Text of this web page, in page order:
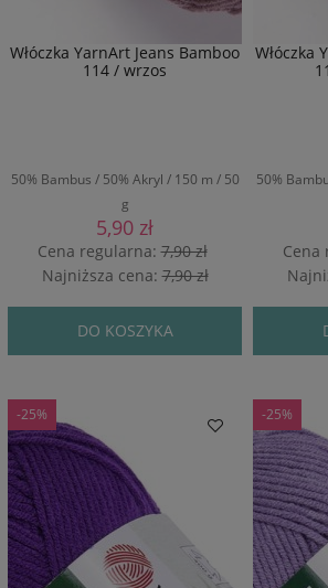
Włóczka YarnArt Jeans Bamboo
114 / wrzos
50% Bambus / 50% Akryl / 150 m / 50
g
5,90 zł
Cena regularna:7,90 zł
Najniższa cena:7,90 zł
DO KOSZYKA
Włóczka
50%
-25% -25%